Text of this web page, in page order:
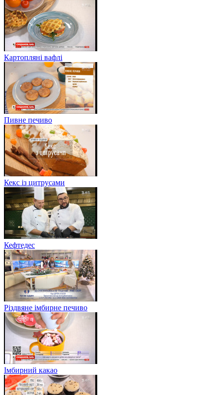
Картопляні вафлі
Пивне печиво
Кекс із цитрусами
Кефтедес
Різдвяне імбирне печиво
Імбирний какао